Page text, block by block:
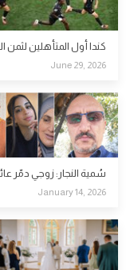
كندا أول المتأهلين لثمن
June 29, 2026
سُمية النجار: زوجي دمّر
January 14, 2026